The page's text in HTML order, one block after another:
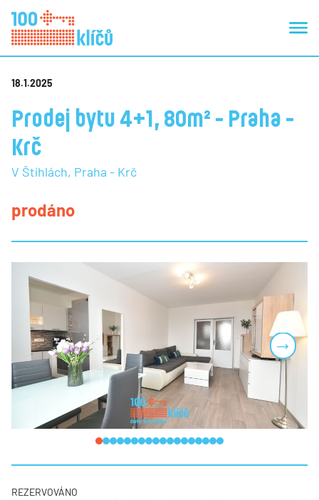
18.1.2025
Prodej bytu 4+1, 80m² - Praha -
Krč
V Štíhlách, Praha - Krč
prodáno
Next
REZERVOVÁNO